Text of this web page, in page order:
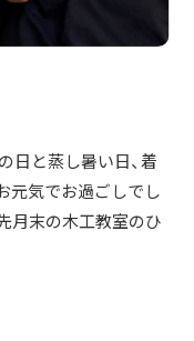
日と蒸し暑い日、着
元気でお過ごしでし
月末の木工教室のひ